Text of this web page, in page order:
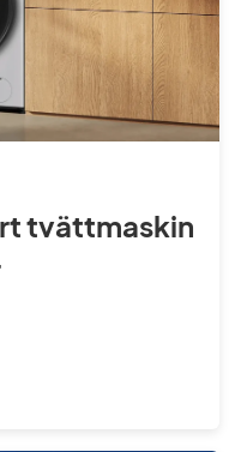
tvättmaskin